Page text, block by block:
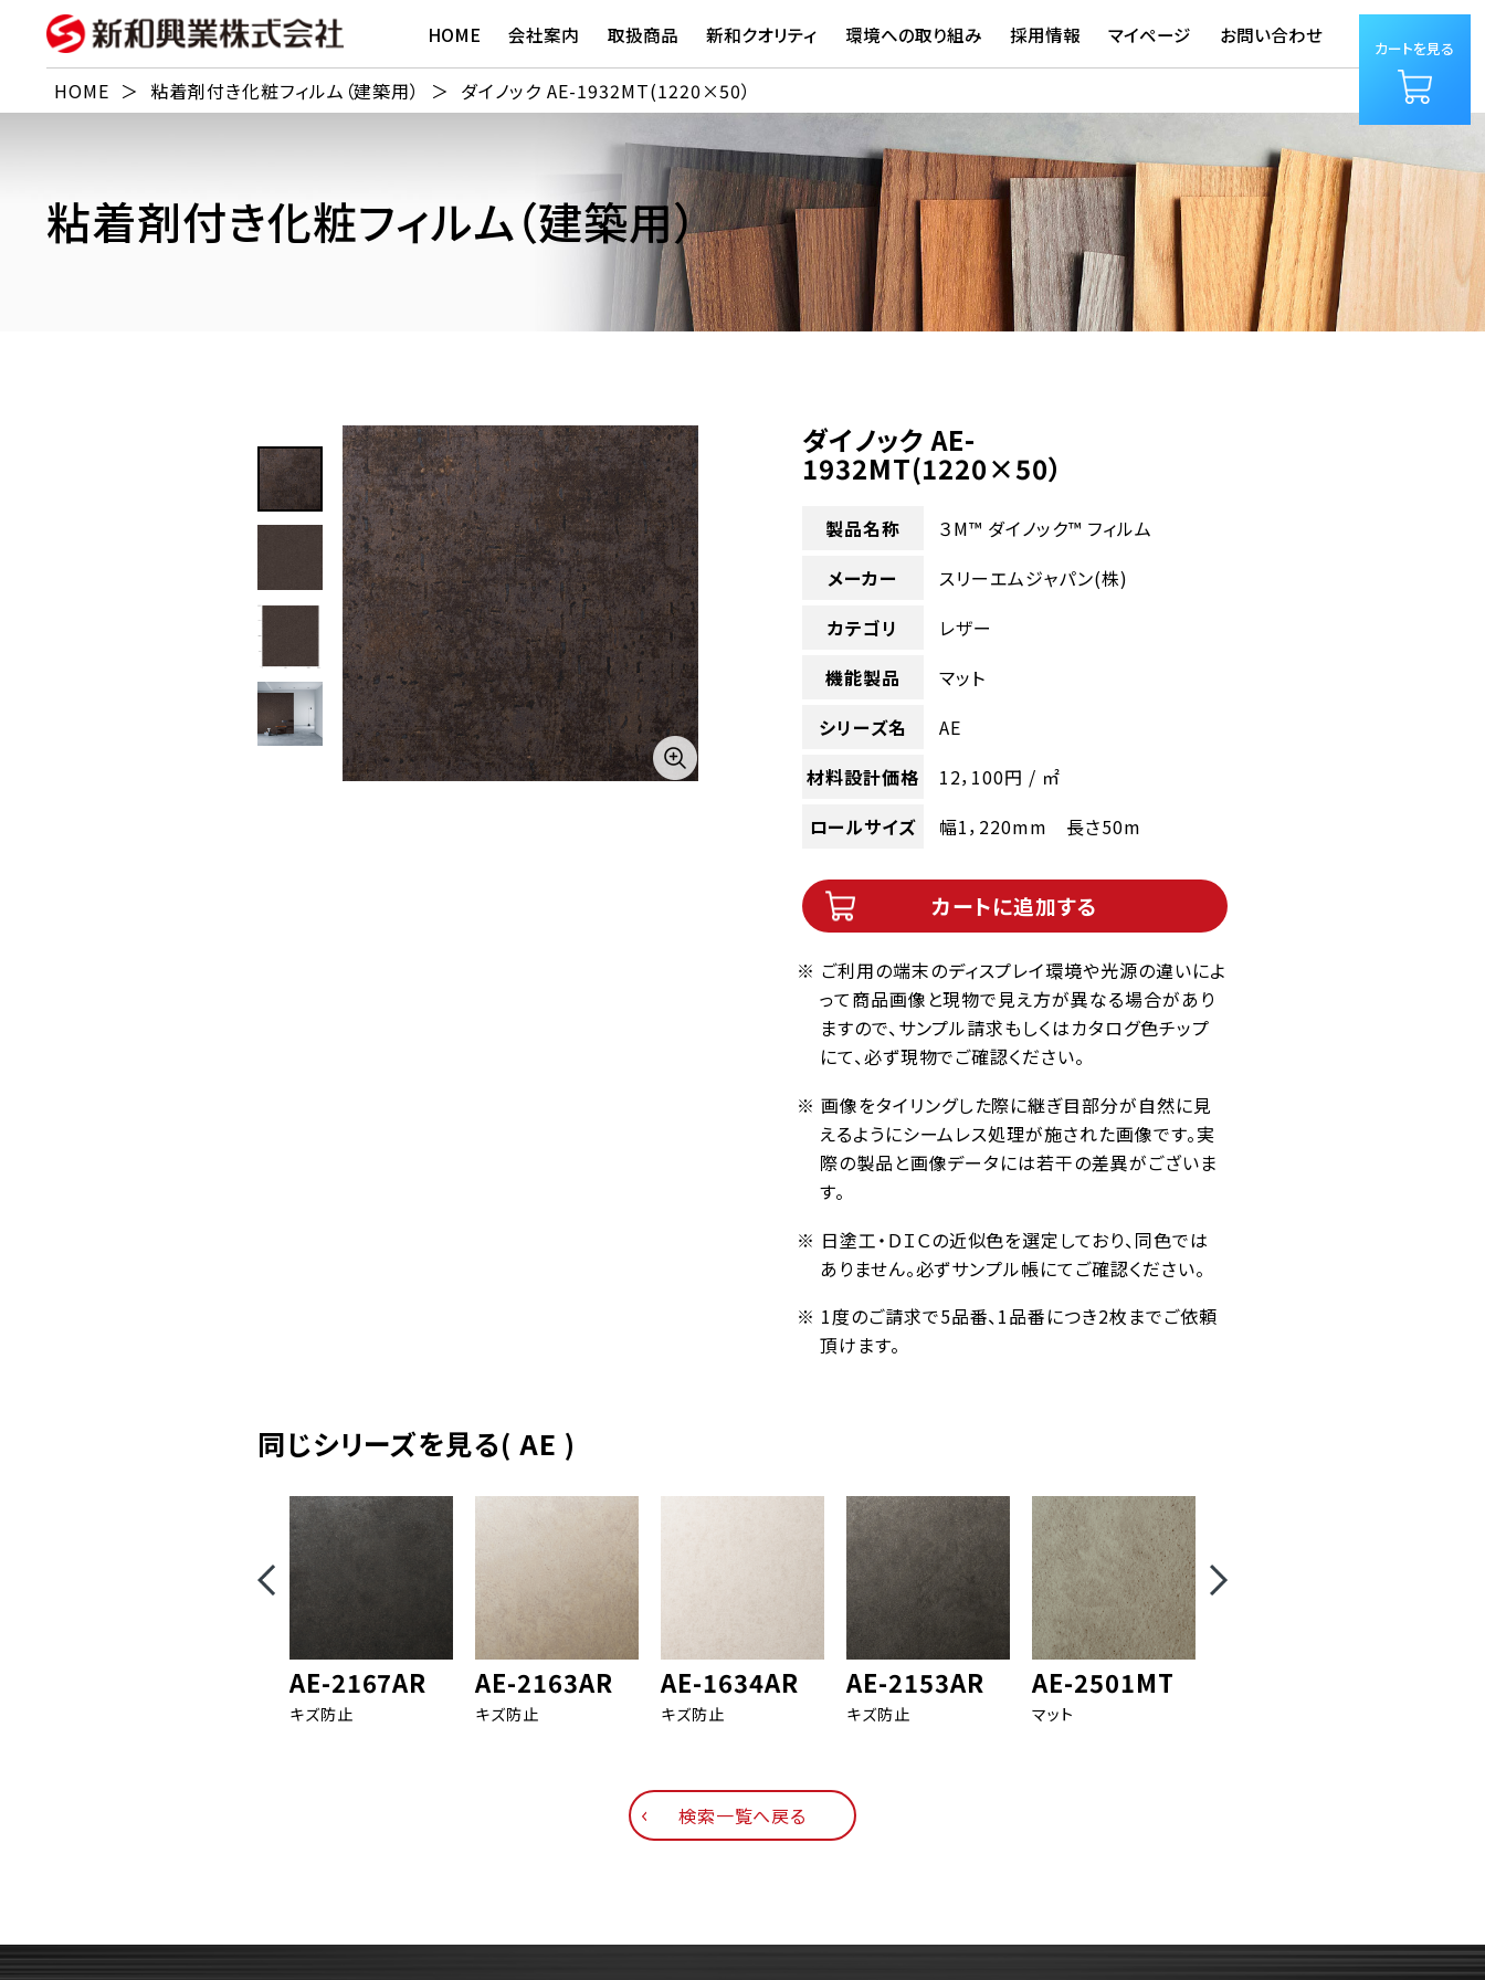
HOME 会社案内 取扱商品 新和クオリティ 環境への取り組み 採用情報 マイページ お問い合わせ
カートを見る
HOME ＞ 粘着剤付き化粧フィルム（建築用） ＞ ダイノック AE-1932MT(1220×50）
粘着剤付き化粧フィルム（建築用）
ダイノック AE-
1932MT(1220×50）
製品名称
３M™ ダイノック™ フィルム
メーカー
スリーエムジャパン(株)
カテゴリ
レザー
機能製品
マット
シリーズ名
AE
材料設計価格
12，100円 / ㎡
ロールサイズ
幅1，220mm 長さ50m
カートに追加する
※ ご利用の端末のディスプレイ環境や光源の違いによ
って商品画像と現物で見え方が異なる場合があり
ますので、サンプル請求もしくはカタログ色チップ
にて、必ず現物でご確認ください。
※ 画像をタイリングした際に継ぎ目部分が自然に見
えるようにシームレス処理が施された画像です。実
際の製品と画像データには若干の差異がございま
す。
※ 日塗工・ＤＩＣの近似色を選定しており、同色では
ありません。必ずサンプル帳にてご確認ください。
※ 1度のご請求で5品番、1品番につき2枚までご依頼
頂けます。
同じシリーズを見る( AE )
AE-2167AR
キズ防止
AE-2163AR
キズ防止
AE-1634AR
キズ防止
AE-2153AR
キズ防止
AE-2501MT
マット
検索一覧へ戻る